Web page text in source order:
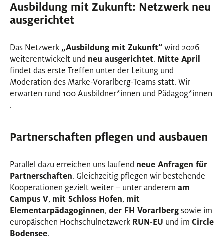
Ausbildung mit Zukunft: Netzwerk neu
ausgerichtet
Das Netzwerk „Ausbildung mit Zukunft“wird 2026
weiterentwickelt und neu ausgerichtet. Mitte April
findet das erste Treffen unter der Leitung und
Moderation des Marke-Vorarlberg-Teams statt. Wir
erwarten rund 100 Ausbildner*innen Innen
und Pädagog*innen
Innen
.
Partnerschaften pflegen und ausbauen
Parallel dazu erreichen uns laufend neue Anfragen für
Partnerschaften. Gleichzeitig pflegen wir bestehende
Kooperationen gezielt weiter – unter anderem am
Campus V, mit Schloss Hofen, mit
Elementarpädagoginnen, der FH Vorarlbergsowie im
europäischen Hochschulnetzwerk RUN-EU und im Circle
Bodensee.